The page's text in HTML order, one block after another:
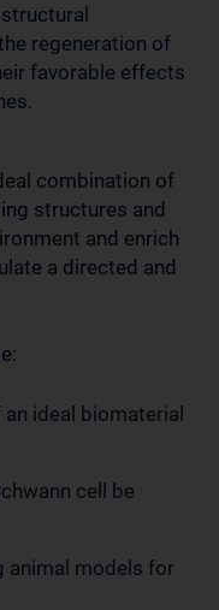
regeneration of
favorable effects
combination of
structures and
and enrich
a directed and
ideal biomaterial
cell be
animal models for